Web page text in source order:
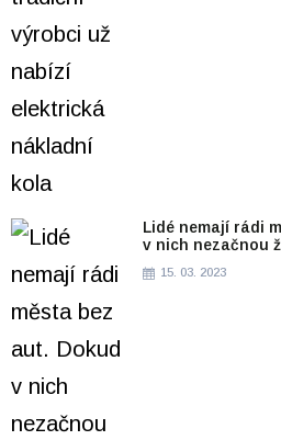
Lidé nemají rádi
v nich nezačnou
15. 03. 2023